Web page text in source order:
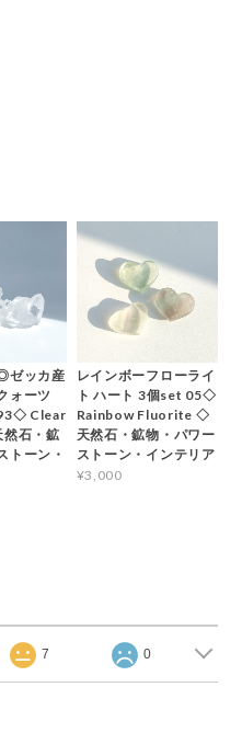
ゼッカ産
ォーツ
Clear
石・鉱
トーン・
レインボーフローライ
ト ハート 3個set 05◇
Rainbow Fluorite ◇
天然石・鉱物・パワー
ストーン・インテリア
¥3,000
7 0